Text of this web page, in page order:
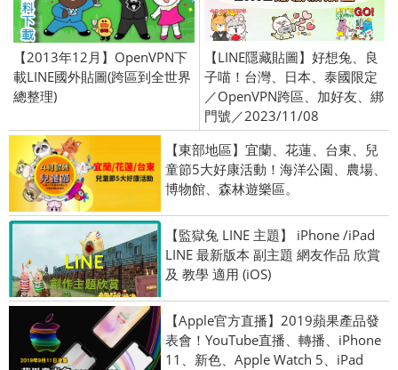
【2013年12月】OpenVPN下
載LINE國外貼圖(跨區到全世界
總整理)
【LINE隱藏貼圖】好想兔、良
子喵！台灣、日本、泰國限定
／OpenVPN跨區、加好友、綁
門號／2023/11/08
【東部地區】宜蘭、花蓮、台東、兒
童節5大好康活動！海洋公園、農場、
博物館、森林遊樂區。
【監獄兔 LINE 主題】 iPhone /iPad
LINE 最新版本 副主題 網友作品 欣賞
及 教學 適用 (iOS)
【Apple官方直播】2019蘋果產品發
表會！YouTube直播、轉播、iPhone
11、新色、Apple Watch 5、iPad